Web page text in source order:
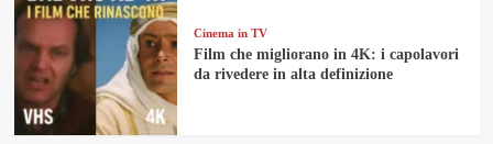
Cinema in TV
Film che migliorano in 4K: i capolavori
da rivedere in alta definizione